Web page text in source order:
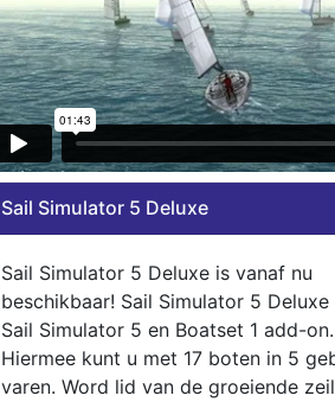
Sail Simulator 5 Deluxe
Sail Simulator 5 Deluxe is vanaf nu
beschikbaar! Sail Simulator 5
Sail Simulator 5 en Boatset 1 add-on.
Hiermee kunt u met 17 boten in 5
varen. Word lid van de groeiende zeil